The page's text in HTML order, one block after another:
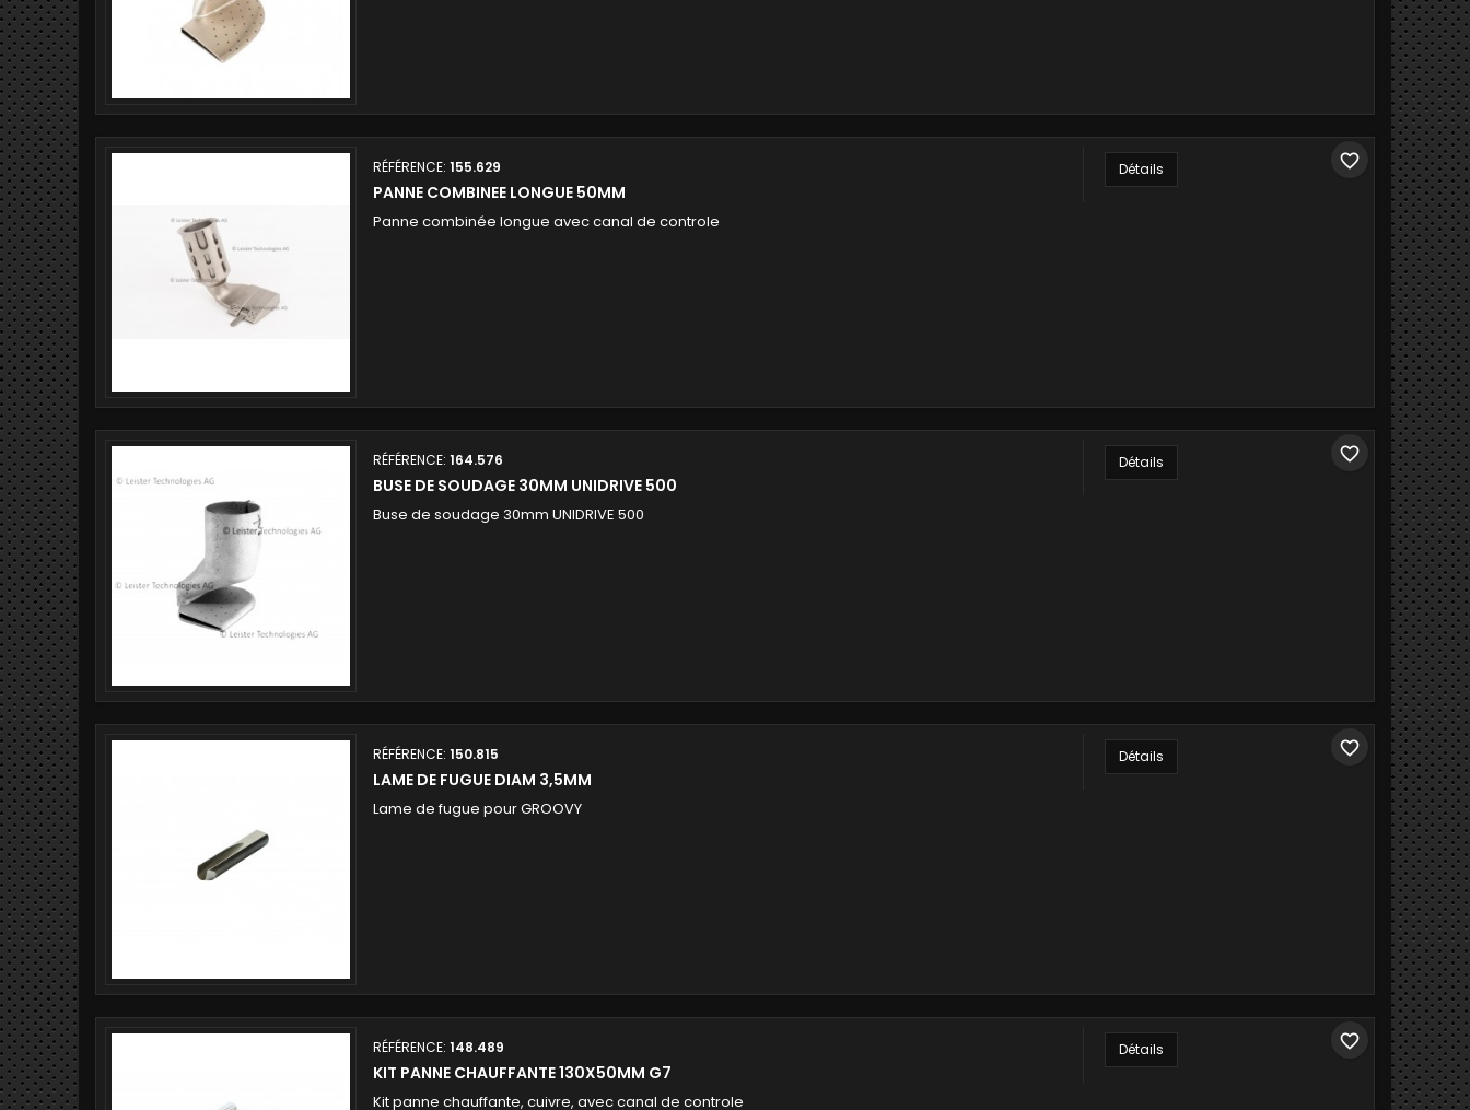
RÉFÉRENCE:155.629
PANNE COMBINEE LONGUE 50MM
Panne combinée longue avec canal de controle
Détails favorite_border
RÉFÉRENCE:164.576
BUSE DE SOUDAGE 30MM UNIDRIVE 500
Buse de soudage 30mm UNIDRIVE 500
Détails favorite_border
RÉFÉRENCE:150.815
LAME DE FUGUE DIAM 3,5MM
Lame de fugue pour GROOVY
Détails favorite_border
RÉFÉRENCE:148.489
KIT PANNE CHAUFFANTE 130X50MM G7
Kit panne chauffante, cuivre, avec canal de controle
Détails favorite_border